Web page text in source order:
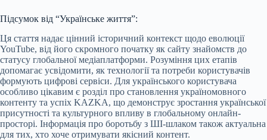
Підсумок від “Українське життя”:
Ця стаття надає цінний історичний контекст щодо еволюції
YouTube, від його скромного початку як сайту знайомств до
статусу глобальної медіаплатформи. Розуміння цих етапів
допомагає усвідомити, як технології та потреби користувачів
формують цифрові сервіси. Для українського користувача
особливо цікавим є розділ про становлення україномовного
контенту та успіх KAZKA, що демонструє зростання української
присутності та культурного впливу в глобальному онлайн-
просторі. Інформація про боротьбу з ШІ-шлаком також актуальна
для тих, хто хоче отримувати якісний контент.